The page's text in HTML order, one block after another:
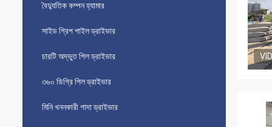
বৈদ্যুতিক কম্পন হ্যামার
সাইড গ্রিপ পাইল ড্রাইভার
চারটি অদ্ভুত পিল ড্রাইভার
৩৬০ ডিগ্রি পিল ড্রাইভার
মিনি খননকারী গাদা ড্রাইভার